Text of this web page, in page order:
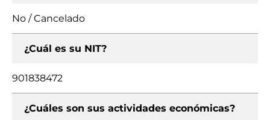
No / Cancelado
¿Cuál es su NIT?
901838472
¿Cuáles son sus actividades económicas?